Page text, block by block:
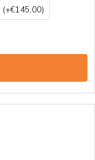
(+€145,00)